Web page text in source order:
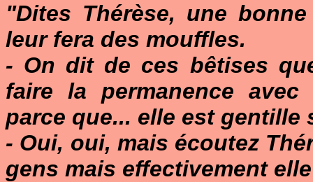
"Dites Thérèse, une
leur fera des mouffles.
- On dit de ces bêtises
faire la permanence
parce que... elle est gentille
- Oui, oui, mais écoutez
gens mais effectivement